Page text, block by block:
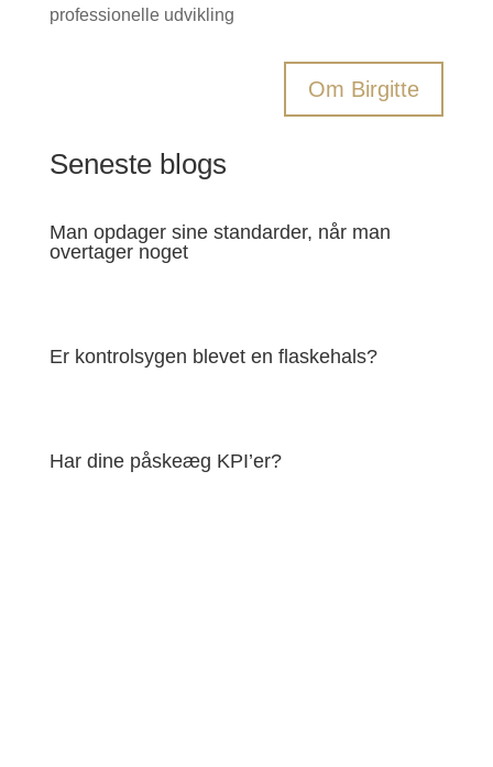
professionelle udvikling
Om Birgitte
Seneste blogs
Man opdager sine standarder, når man
overtager noget
Er kontrolsygen blevet en flaskehals?
Har dine påskeæg KPI’er?